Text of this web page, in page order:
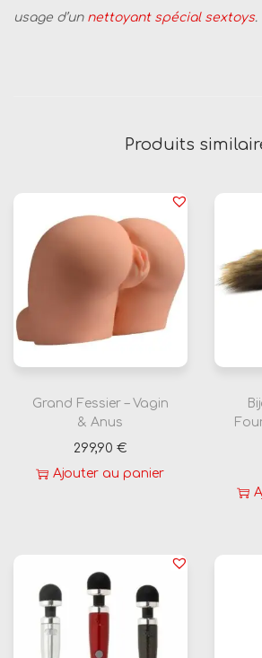
n
usage d’un nettoyant spécial sextoys.
Produits
Grand Fessier – Vagin
& Anus
299,90 €
Ajouter au panier